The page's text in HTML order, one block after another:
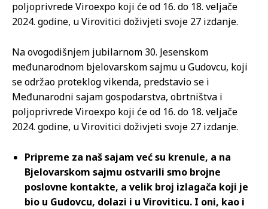
poljoprivrede Viroexpo koji će od 16. do 18. veljače
2024. godine, u Virovitici doživjeti svoje 27 izdanje.
Na ovogodišnjem jubilarnom 30. Jesenskom
međunarodnom bjelovarskom sajmu u Gudovcu, koji
se održao proteklog vikenda, predstavio se i
Međunarodni sajam gospodarstva, obrtništva i
poljoprivrede Viroexpo koji će od 16. do 18. veljače
2024. godine, u Virovitici doživjeti svoje 27 izdanje.
Pripreme za naš sajam već su krenule, a na
Bjelovarskom sajmu ostvarili smo brojne
poslovne kontakte, a velik broj izlagača koji je
bio u Gudovcu, dolazi i u Viroviticu. I oni, kao i